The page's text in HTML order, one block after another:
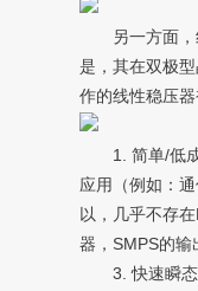
另一方面，线
是，其在双极
作的线性稳压
1. 简单/低成
应用（例如：
以，几乎不存
器，SMPS的输
3. 快速瞬态应